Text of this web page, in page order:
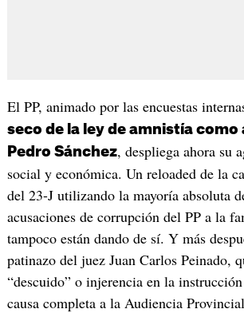
El PP, animado por las encuestas
seco de la ley de amnistía
Pedro Sánchez, despliega ahora su
social y económica. Un reloaded de la
del 23-J utilizando la mayoría absoluta
acusaciones de corrupción del PP a la
tampoco están dando de sí. Y más
patinazo del juez Juan Carlos Peinado,
“descuido” o injerencia en la
causa completa a la Audiencia